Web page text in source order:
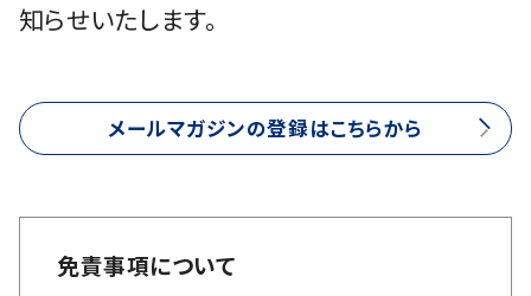
知らせいたします。
メールマガジンの登録はこちらから
免責事項について